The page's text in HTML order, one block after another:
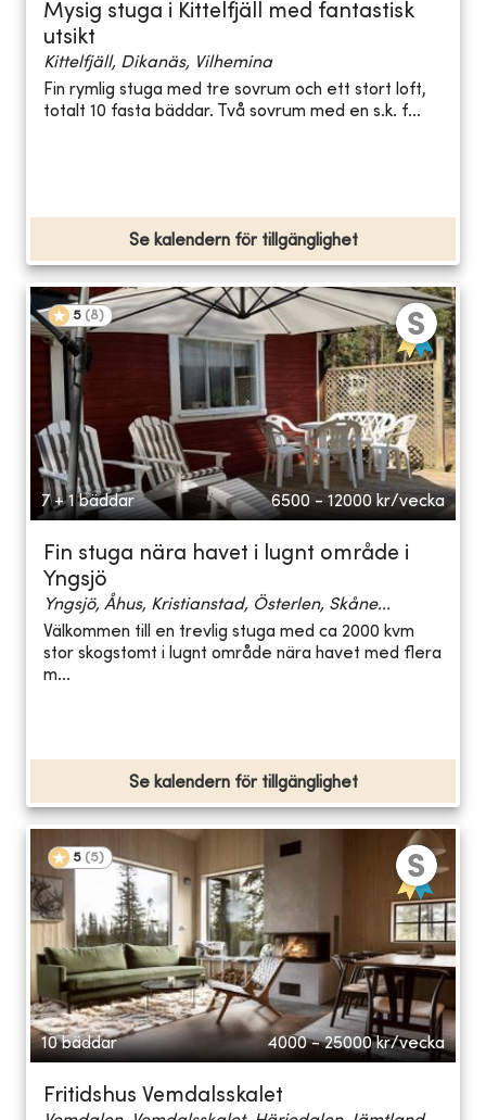
Mysig stuga i Kittelfjäll med fantastisk
utsikt
Kittelfjäll, Dikanäs, Vilhemina
Fin rymlig stuga med tre sovrum och ett stort loft,
totalt 10 fasta bäddar. Två sovrum med en s.k. f...
Se kalendern för tillgänglighet
5 (8)
7 + 1 bäddar 6500 - 12000 kr/vecka
Fin stuga nära havet i lugnt område i
Yngsjö
Yngsjö, Åhus, Kristianstad, Österlen, Skåne...
Välkommen till en trevlig stuga med ca 2000 kvm
stor skogstomt i lugnt område nära havet med flera
m...
Se kalendern för tillgänglighet
5 (5)
10 bäddar 4000 - 25000 kr/vecka
Fritidshus Vemdalsskalet